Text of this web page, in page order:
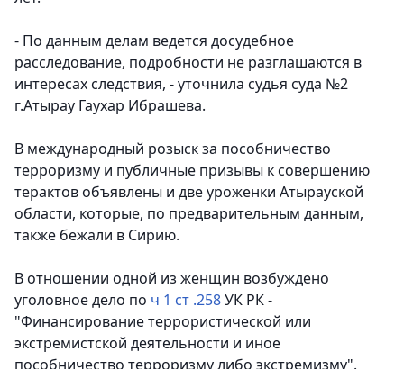
- По данным делам ведется досудебное
расследование, подробности не разглашаются в
интересах следствия, - уточнила судья суда №2
г.Атырау Гаухар Ибрашева.
В международный розыск за пособничество
терроризму и публичные призывы к совершению
терактов объявлены и две уроженки Атырауской
области, которые, по предварительным данным,
также бежали в Сирию.
В отношении одной из женщин возбуждено
уголовное дело по ч 1 ст .258УК РК -
"Финансирование террористической или
экстремистской деятельности и иное
пособничество терроризму либо экстремизму".